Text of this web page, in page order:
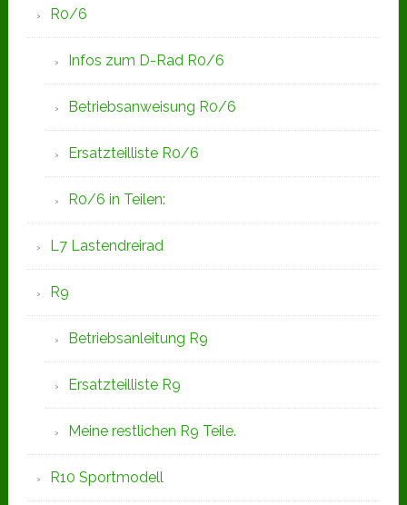
R0/6
Infos zum D-Rad R0/6
Betriebsanweisung R0/6
Ersatzteilliste R0/6
R0/6 in Teilen:
L7 Lastendreirad
R9
Betriebsanleitung R9
Ersatzteilliste R9
Meine restlichen R9 Teile.
R10 Sportmodell